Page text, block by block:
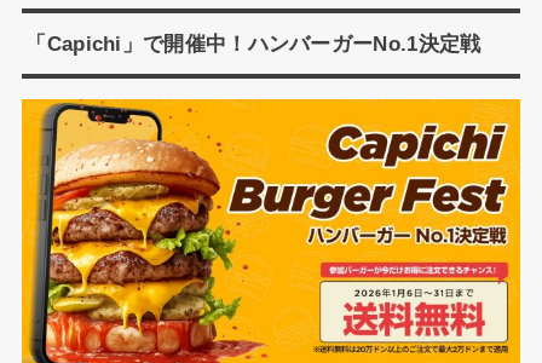
「Capichi」で開催中！ハンバーガーNo.1決定戦